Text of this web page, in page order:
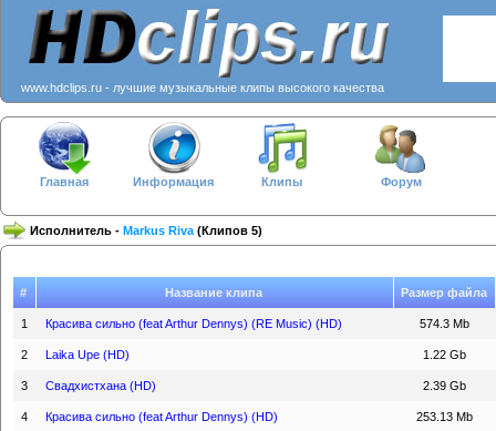
www.hdclips.ru - лучшие музыкальные клипы высокого качества
Главная Информация Клипы Форум
Исполнитель - Markus Riva (Клипов 5)
# Название клипа Размер файла
1 Красива сильно (feat Arthur Dennys) (RE Music) (HD) 574.3 Mb
2 Laika Upe (HD) 1.22 Gb
3 Свадхистхана (HD) 2.39 Gb
4 Красива сильно (feat Arthur Dennys) (HD) 253.13 Mb